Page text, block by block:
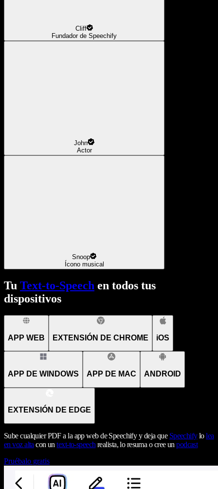
Cliff
Fundador de Speechify
John
Actor
Snoop
Ícono musical
Tu Text-to-Speech en todos tus
dispositivos
APP WEB EXTENSIÓN DE CHROME iOS
APP DE WINDOWS APP DE MAC ANDROID
EXTENSIÓN DE EDGE
Sube cualquier PDF a la app web de Speechify y deja que Speechifylolea
en voz alta con untext-to-speech realista, lo resuma o cree unpodcast
Pruébalo gratis